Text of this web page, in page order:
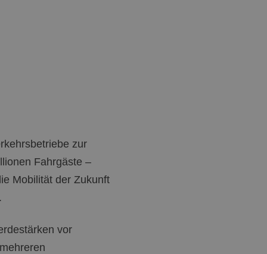
zur
Fahrgäste –
Mobilität der Zukunft
vor